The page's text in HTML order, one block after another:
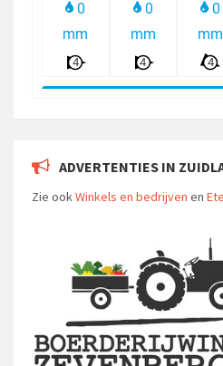
ADVERTENTIES IN
Zie ookWinkels en bedrijven en